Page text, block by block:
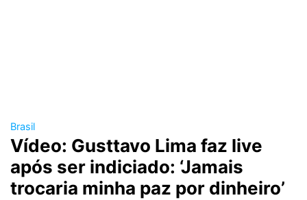
Brasil
Vídeo: Gusttavo Lima faz live
após ser indiciado: ‘Jamais
trocaria minha paz por dinheiro’